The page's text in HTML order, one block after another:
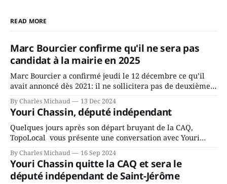
READ MORE
Marc Bourcier confirme qu'il ne sera pas
candidat à la mairie en 2025
Marc Bourcier a confirmé jeudi le 12 décembre ce qu’il
avait annoncé dès 2021: il ne sollicitera pas de deuxième
mandat à titre de maire de Saint-Jérôme. Bourcier en a
fait l’annonce en s’adressant aux employés de la ville,
rassemblés en soirée pour leur traditionnel souper
By Charles Michaud 13 Dec 2024
Youri Chassin, député indépendant
Quelques jours après son départ bruyant de la CAQ,
TopoLocal vous présente une conversation avec Youri
Chassin. Nous avons causé de sa décision. Y songeait-il
depuis longtemps? Sera-t-il candidat indépendant dans 2
ans? Joindrait-il un autre parti, par exemple les
conservateurs d’Éric Duhaime? Que lui
By Charles Michaud 16 Sep 2024
Youri Chassin quitte la CAQ et sera le
député indépendant de Saint-Jérôme